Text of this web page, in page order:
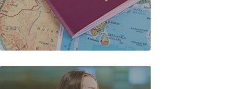
Ücreti ve Gerekli Evraklar
(2026 Güncel)